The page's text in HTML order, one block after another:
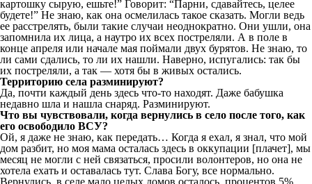
картошку сырую, ешьте!” Говорит: “Парни, сдавайтесь, целее
будете!” Не знаю, как она осмелилась такое сказать. Могли ведь
ее расстрелять, были такие случаи неоднократно. Они ушли, она
запомнила их лица, а наутро их всех постреляли. А в поле в
конце апреля или начале мая поймали двух бурятов. Не знаю, то
ли сами сдались, то ли их нашли. Наверно, испугались: так бы
их постреляли, а так — хотя бы в живых остались.
Территорию села разминируют?
Да, почти каждый день здесь что-то находят. Даже бабушка
недавно шла и нашла снаряд. Разминируют.
Что вы чувствовали, когда вернулись в село после того, как
его освободило ВСУ?
Ой, я даже не знаю, как передать… Когда я ехал, я знал, что мой
дом разбит, но моя мама осталась здесь в оккупации [плачет], мы
месяц не могли с ней связаться, просили волонтеров, но она не
хотела ехать и оставалась тут. Слава Богу, все нормально.